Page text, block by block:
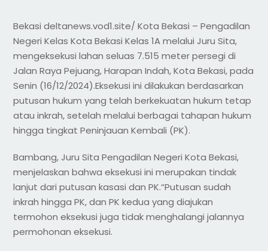
Bekasi deltanews.vod1.site/ Kota Bekasi – Pengadilan
Negeri Kelas Kota Bekasi Kelas 1A melalui Juru Sita,
mengeksekusi lahan seluas 7.515 meter persegi di
Jalan Raya Pejuang, Harapan Indah, Kota Bekasi, pada
Senin (16/12/2024).Eksekusi ini dilakukan berdasarkan
putusan hukum yang telah berkekuatan hukum tetap
atau inkrah, setelah melalui berbagai tahapan hukum
hingga tingkat Peninjauan Kembali (PK).
Bambang, Juru Sita Pengadilan Negeri Kota Bekasi,
menjelaskan bahwa eksekusi ini merupakan tindak
lanjut dari putusan kasasi dan PK.“Putusan sudah
inkrah hingga PK, dan PK kedua yang diajukan
termohon eksekusi juga tidak menghalangi jalannya
permohonan eksekusi.